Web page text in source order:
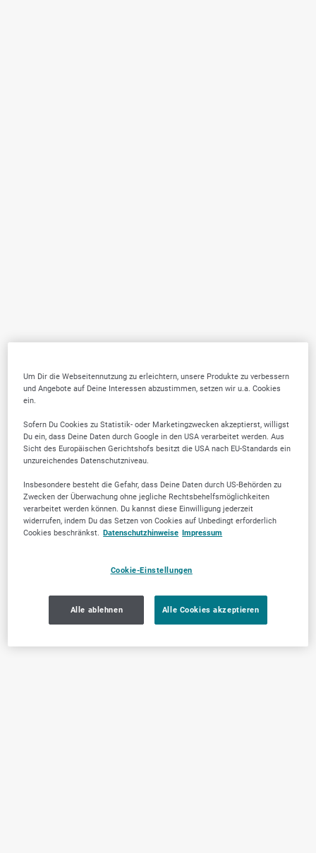
Um Dir die Webseitennutzung zu erleichtern, unsere Produkte zu verbessern
und Angebote auf Deine Interessen abzustimmen, setzen wir u.a. Cookies
ein.
Sofern Du Cookies zu Statistik- oder Marketingzwecken akzeptierst, willigst
Du ein, dass Deine Daten durch Google in den USA verarbeitet werden. Aus
Sicht des Europäischen Gerichtshofs besitzt die USA nach EU-Standards ein
unzureichendes Datenschutzniveau.
Insbesondere besteht die Gefahr, dass Deine Daten durch US-Behörden zu
Zwecken der Überwachung ohne jegliche Rechtsbehelfsmöglichkeiten
verarbeitet werden können. Du kannst diese Einwilligung jederzeit
widerrufen, indem Du das Setzen von Cookies auf Unbedingt erforderlich
Cookies beschränkst. Datenschutzhinweise Impressum
Cookie-Einstellungen
Alle ablehnen Alle Cookies akzeptieren